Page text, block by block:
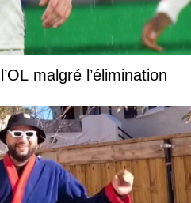
malgré l’élimination